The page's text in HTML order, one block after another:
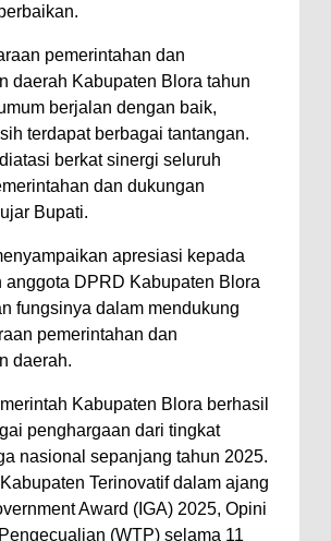
pemerintahan dan
daerah Kabupaten Blora tahun
berjalan dengan baik,
terdapat berbagai tantangan.
berkat sinergi seluruh
dan dukungan
Bupati.
apresiasi kepada
anggota DPRD Kabupaten Blora
fungsinya dalam mendukung
pemerintahan dan
daerah.
Kabupaten Blora berhasil
penghargaan dari tingkat
nasional sepanjang tahun 2025.
Terinovatif dalam ajang
Award (IGA) 2025, Opini
(WTP) selama 11